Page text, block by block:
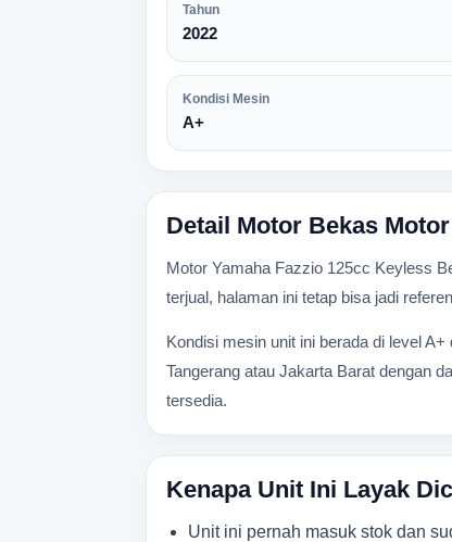
Tahun
2022
Kondisi Mesin
A+
Detail Motor Bekas
Motor Yamaha Fazzio 125cc Keyless
terjual, halaman ini tetap bisa jadi
Kondisi mesin unit ini berada di level
Tangerang atau Jakarta Barat dengan
tersedia.
Kenapa Unit Ini Layak
Unit ini pernah masuk stok dan